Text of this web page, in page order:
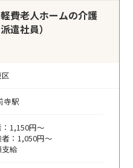
費老人ホームの介護
遣社員）
寺駅
：1,150円～
者：1,050円～
支給